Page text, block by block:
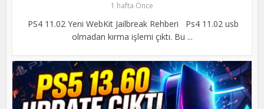
1 hafta Önce
PS4 11.02 Yeni WebKit Jailbreak Rehberi Ps4 11.02 usb
olmadan kırma işlemi çıktı. Bu ...